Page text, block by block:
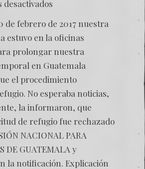
Refugio
de febrero de 2017 nuestra
estuvo en la oficinas
prolongar nuestra
en Guatemala
el procedimiento
No esperaba noticias,
la informaron, que
de refugio fue rechazado
NACIONAL PARA
DE GUATEMALA y
la notificación. Explicación